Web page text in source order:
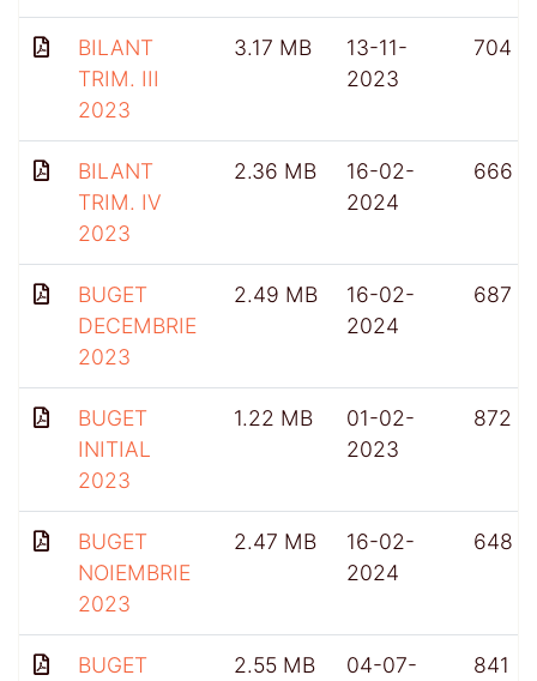
BILANT
TRIM. III
2023
3.17 MB
13-11-
2023
704
BILANT
TRIM. IV
2023
2.36 MB
16-02-
2024
666
BUGET
DECEMBRIE
2023
2.49 MB
16-02-
2024
687
BUGET
INITIAL
2023
1.22 MB
01-02-
2023
872
BUGET
NOIEMBRIE
2023
2.47 MB
16-02-
2024
648
BUGET
2.55 MB
04-07-
841